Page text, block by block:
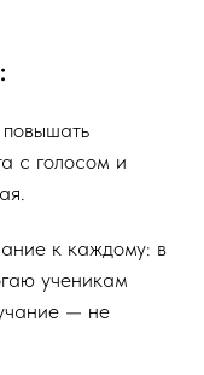
с голосом и
к каждому: в
ученикам
— не